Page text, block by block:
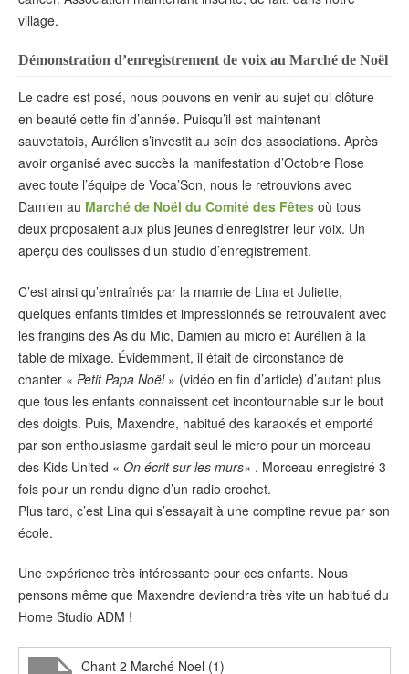
village.
Démonstration d’enregistrement de voix au Marché de Noël
Le cadre est posé, nous pouvons en venir au sujet qui clôture
en beauté cette fin d’année. Puisqu’il est maintenant
sauvetatois, Aurélien s’investit au sein des associations. Après
avoir organisé avec succès la manifestation d’Octobre Rose
avec toute l’équipe de Voca’Son, nous le retrouvions avec
Damien au Marché de Noël du Comité des Fêtes où tous
deux proposaient aux plus jeunes d’enregistrer leur voix. Un
aperçu des coulisses d’un studio d’enregistrement.
C’est ainsi qu’entraînés par la mamie de Lina et Juliette,
quelques enfants timides et impressionnés se retrouvaient avec
les frangins des As du Mic, Damien au micro et Aurélien à la
table de mixage. Évidemment, il était de circonstance de
chanter « Petit Papa Noël» (vidéo en fin d’article) d’autant plus
que tous les enfants connaissent cet incontournable sur le bout
des doigts. Puis, Maxendre, habitué des karaokés et emporté
par son enthousiasme gardait seul le micro pour un morceau
des Kids United « On écrit sur les murs« . Morceau enregistré 3
fois pour un rendu digne d’un radio crochet.
Plus tard, c’est Lina qui s’essayait à une comptine revue par son
école.
Une expérience très intéressante pour ces enfants. Nous
pensons même que Maxendre deviendra très vite un habitué du
Home Studio ADM !
Chant 2 Marché Noel (1)